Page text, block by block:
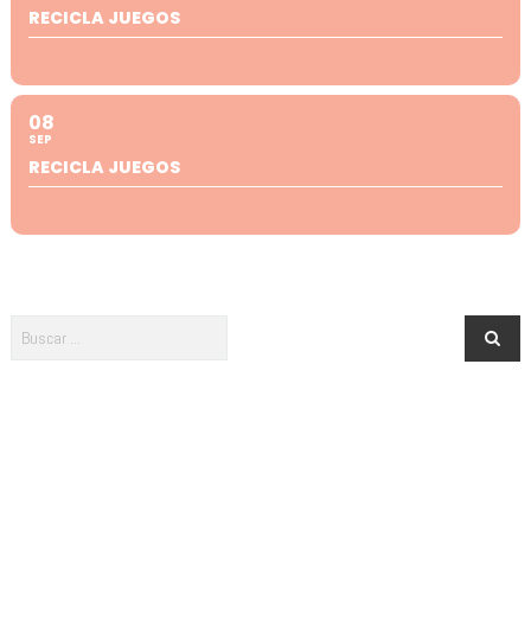
RECICLA JUEGOS
08
SEP
RECICLA JUEGOS